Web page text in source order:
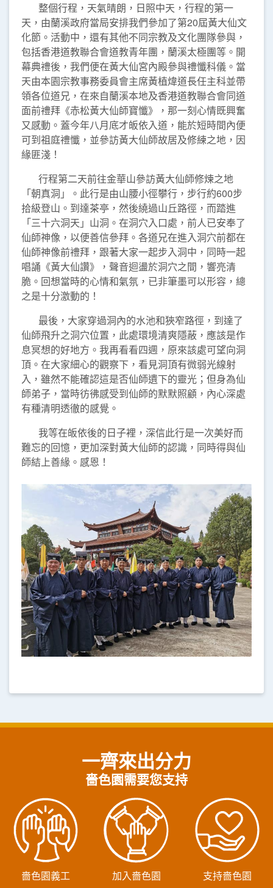
整個行程，天氣晴朗，日照中天，行程的第一
天，由蘭溪政府當局安排我們參加了第20屆黃大仙文
化節。活動中，還有其他不同宗教及文化團隊參與，
包括香港道教聯合會道教青年團，蘭溪太極團等。開
幕典禮後，我們便在黃大仙宮內殿參與禮懺科儀。當
天由本園宗教事務委員會主席黃植煒道長任主科並帶
領各位道兄，在來自蘭溪本地及香港道教聯合會同道
面前禮拜《赤松黃大仙師寶懺》，那一刻心情既興奮
又感動。蓋今年八月底才皈依入道，能於短時間內便
可到祖庭禮懺，並參訪黃大仙師故居及修練之地，因
緣匪淺！
行程第二天前往金華山參訪黃大仙師修煉之地
「朝真洞」。此行是由山腰小徑攀行，步行約600步
拾級登山。到達茶亭，然後繞過山丘路徑，而踏進
「三十六洞天」山洞。在洞穴入口處，前人已安奉了
仙師神像，以便善信參拜。各道兄在進入洞穴前都在
仙師神像前禮拜，跟著大家一起步入洞中，同時一起
唱誦《黃大仙讚》，聲音迴盪於洞穴之間，響亮清
脆。回想當時的心情和氣氛，已非筆墨可以形容，總
之是十分激動的！
最後，大家穿過洞內的水池和狹窄路徑，到達了
仙師飛升之洞穴位置，此處環境清爽隱蔽，應該是作
息冥想的好地方。我再看看四週，原來該處可望向洞
頂。在大家細心的觀察下，看見洞頂有微弱光線射
入，雖然不能確認這是否仙師遺下的靈光；但身為仙
師弟子，當時彷彿感受到仙師的默默照顧，內心深處
有種清明透徹的感覺。
我等在皈依後的日子裡，深信此行是一次美好而
難忘的回憶，更加深對黃大仙師的認識，同時得與仙
師結上善緣。感恩！
一齊來出分力
嗇色園需要您支持
嗇色園義工 加入嗇色園 支持嗇色園